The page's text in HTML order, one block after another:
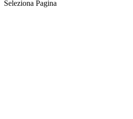
Seleziona Pagina